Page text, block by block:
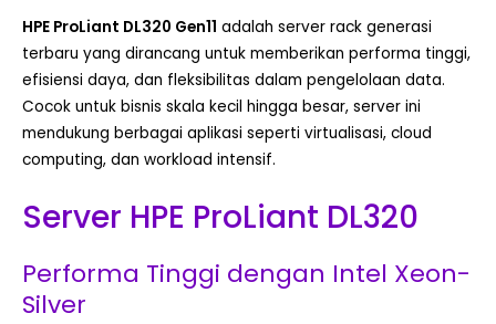
HPE ProLiant DL320 Gen11 adalah server rack generasi
terbaru yang dirancang untuk memberikan performa tinggi,
efisiensi daya, dan fleksibilitas dalam pengelolaan data.
Cocok untuk bisnis skala kecil hingga besar, server ini
mendukung berbagai aplikasi seperti virtualisasi, cloud
computing, dan workload intensif.
Server HPE ProLiant DL320
Performa Tinggi dengan Intel Xeon-
Silver